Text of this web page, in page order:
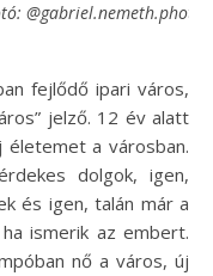
fejlődő ipari város,
jelző. 12 év alatt
a városban.
dolgok, igen,
és igen, talán már a
ismerik az embert.
nő a város, új